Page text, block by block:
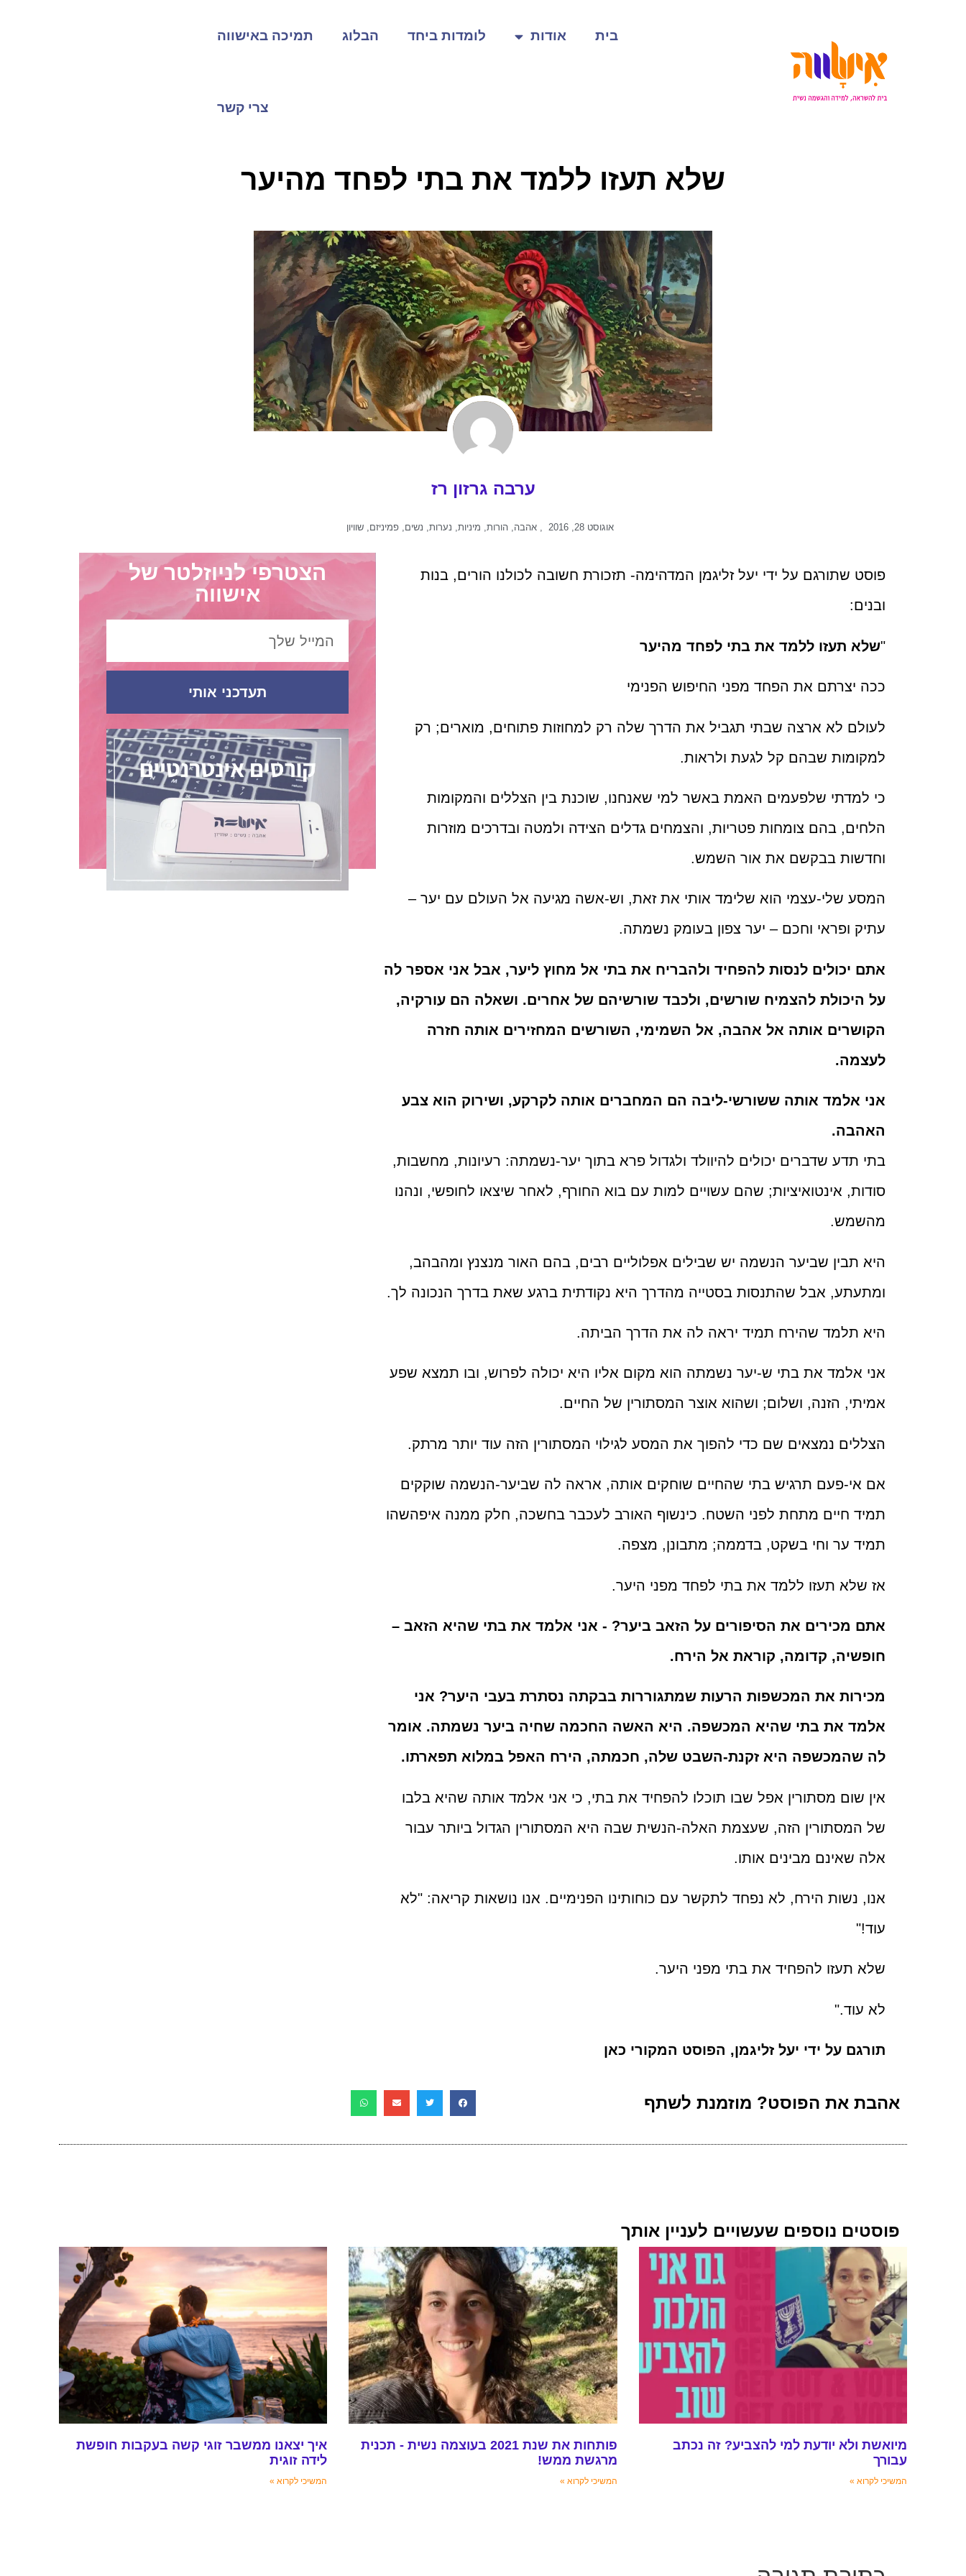
בית אודות לומדות ביחד הבלוג תמיכה באישווה
צרי קשר
שלא תעזו ללמד את בתי לפחד מהיער
ערבה גרזון רז
אוגוסט 28, 2016 , אהבה, הורות, מיניות, נערות, נשים, פמיניזם, שוויון
פוסט שתורגם על ידי יעל זליגמן המדהימה- תזכורת חשובה לכולנו הורים, בנות
ובנים:
"שלא תעזו ללמד את בתי לפחד מהיער
ככה יצרתם את הפחד מפני החיפוש הפנימי
לעולם לא ארצה שבתי תגביל את הדרך שלה רק למחוזות פתוחים, מוארים; רק
למקומות שבהם קל לגעת ולראות.
כי למדתי שלפעמים האמת באשר למי שאנחנו, שוכנת בין הצללים והמקומות
הלחים, בהם צומחות פטריות, והצמחים גדלים הצידה ולמטה ובדרכים מוזרות
וחדשות בבקשם את אור השמש.
המסע שלי-עצמי הוא שלימד אותי את זאת, וש-אשה מגיעה אל העולם עם יער –
עתיק ופראי וחכם – יער צפון בעומק נשמתה.
אתם יכולים לנסות להפחיד ולהבריח את בתי אל מחוץ ליער, אבל אני אספר לה
על היכולת להצמיח שורשים, ולכבד שורשיהם של אחרים. ושאלה הם עורקיה,
הקושרים אותה אל אהבה, אל השמימי, השורשים המחזירים אותה חזרה
לעצמה.
אני אלמד אותה ששורשי-ליבה הם המחברים אותה לקרקע, ושירוק הוא צבע
האהבה.
בתי תדע שדברים יכולים להיוולד ולגדול פרא בתוך יער-נשמתה: רעיונות, מחשבות,
סודות, אינטואיציות; שהם עשויים למות עם בוא החורף, לאחר שיצאו לחופשי, ונהנו
מהשמש.
היא תבין שביער הנשמה יש שבילים אפלוליים רבים, בהם האור מנצנץ ומהבהב,
ומתעתע, אבל שהתנסות בסטייה מהדרך היא נקודתית ברגע שאת בדרך הנכונה לך.
היא תלמד שהירח תמיד יראה לה את הדרך הביתה.
אני אלמד את בתי ש-יער נשמתה הוא מקום אליו היא יכולה לפרוש, ובו תמצא שפע
אמיתי, הזנה, ושלום; ושהוא אוצר המסתורין של החיים.
הצללים נמצאים שם כדי להפוך את המסע לגילוי המסתורין הזה עוד יותר מרתק.
אם אי-פעם תרגיש בתי שהחיים שוחקים אותה, אראה לה שביער-הנשמה שוקקים
תמיד חיים מתחת לפני השטח. כינשוף האורב לעכבר בחשכה, חלק ממנה איפהשהו
תמיד ער וחי בשקט, בדממה; מתבונן, מצפה.
אז שלא תעזו ללמד את בתי לפחד מפני היער.
אתם מכירים את הסיפורים על הזאב ביער? - אני אלמד את בתי שהיא הזאב –
חופשיה, קדומה, קוראת אל הירח.
מכירות את המכשפות הרעות שמתגוררות בבקתה נסתרת בעבי היער? אני
אלמד את בתי שהיא המכשפה. היא האשה החכמה שחיה ביער נשמתה. אומר
לה שהמכשפה היא זקנת-השבט שלה, חכמתה, הירח האפל במלוא תפארתו.
אין שום מסתורין אפל שבו תוכלו להפחיד את בתי, כי אני אלמד אותה שהיא בלבו
של המסתורין הזה, שעצמת האלה-הנשית שבה היא המסתורין הגדול ביותר עבור
אלה שאינם מבינים אותו.
אנו, נשות הירח, לא נפחד לתקשר עם כוחותינו הפנימיים. אנו נושאות קריאה: "לא
עוד!"
שלא תעזו להפחיד את בתי מפני היער.
לא עוד."
תורגם על ידי יעל זליגמן, הפוסט המקורי כאן
הצטרפי לניוזלטר של
אישווה
תעדכני אותי
אהבת את הפוסט? מוזמנת לשתף
פוסטים נוספים שעשויים לעניין אותך
מיואשת ולא יודעת למי להצביע? זה נכתב
עבורך
המשיכי לקרוא »
פותחות את שנת 2021 בעוצמה נשית - תכנית
מרגשת ממש!
המשיכי לקרוא »
איך יצאנו ממשבר זוגי קשה בעקבות חופשת
לידה זוגית
המשיכי לקרוא »